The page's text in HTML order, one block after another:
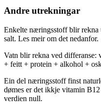
Andre utrekningar
Enkelte næringsstoff blir
salt. Les meir om det nedanfor.
Vatn blir rekna ved differanse:
+ feitt + protein + alkohol +
Ein del nærings­stoff finst
dømes er det ikkje vitamin
verdien null.